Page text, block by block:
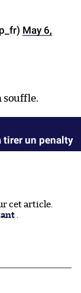
May 6,
souffle.
tirer un penalty
cet article.